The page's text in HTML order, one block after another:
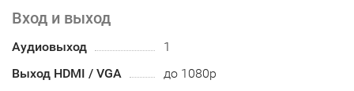
Вход и выход
Аудиовыход
1
Выход HDMI / VGA
до 1080р